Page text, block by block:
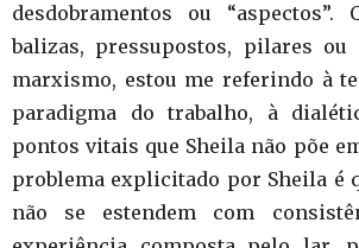
desdobramentos ou “aspectos”.
balizas, pressupostos, pilares ou
marxismo, estou me referindo à
paradigma do trabalho, à
pontos vitais que Sheila não põe
problema explicitado por Sheila é
não se estendem com